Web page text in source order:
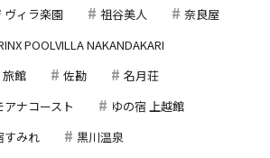
ヴィラ楽園
祖谷美人
奈良屋
POOLVILLA NAKANDAKARI
館
佐勘
名月荘
アナコースト
ゆの宿 上越館
すみれ
黒川温泉